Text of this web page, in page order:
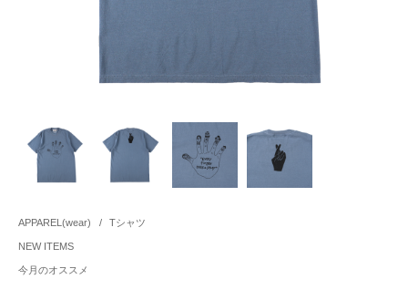
APPAREL(wear) / Tシャツ
NEW ITEMS
今月のオススメ